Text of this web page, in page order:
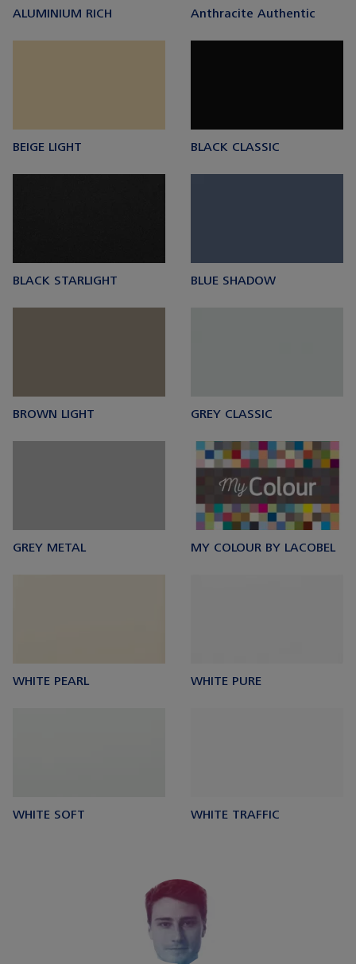
ALUMINIUM RICH Anthracite Authentic
BEIGE LIGHT BLACK CLASSIC
BLACK STARLIGHT BLUE SHADOW
BROWN LIGHT GREY CLASSIC
GREY METAL MY COLOUR BY LACOBEL
WHITE PEARL WHITE PURE
WHITE SOFT WHITE TRAFFIC